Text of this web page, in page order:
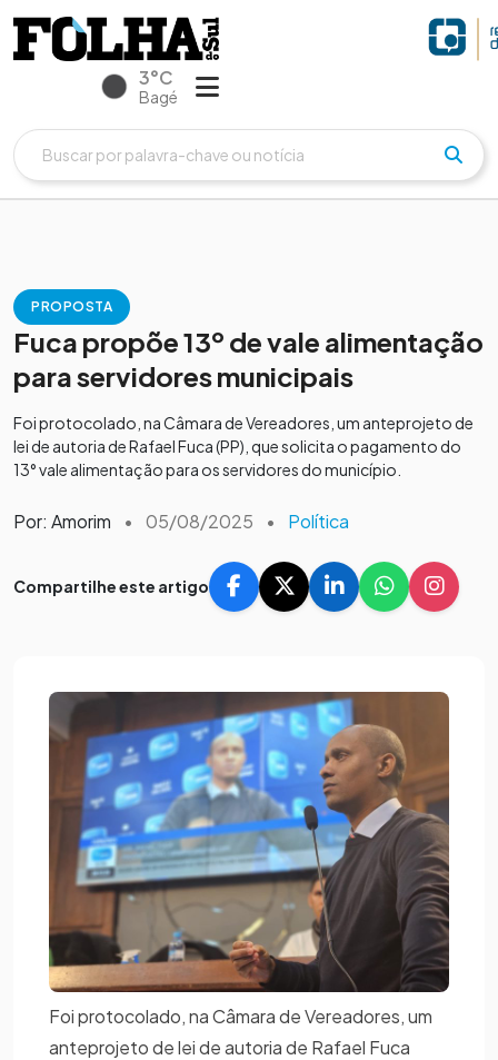
3°C
Bagé
PROPOSTA
Fuca propõe 13º de vale alimentação
para servidores municipais
Foi protocolado, na Câmara de Vereadores, um anteprojeto de
lei de autoria de Rafael Fuca (PP), que solicita o pagamento do
13° vale alimentação para os servidores do município.
Por: Amorim • 05/08/2025 • Política
Compartilhe este artigo
Foi protocolado, na Câmara de Vereadores, um
anteprojeto de lei de autoria de Rafael Fuca